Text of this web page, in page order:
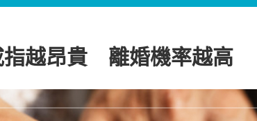
指越昂貴 離婚機率越高